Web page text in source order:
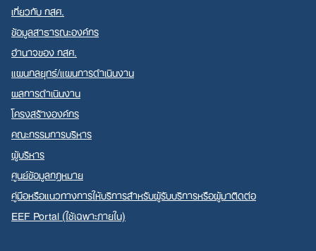
เกี่ยวกับ กสศ.
ข้อมูลสาธารณะองค์กร
อำนาจของ กสศ.
แผนกลยุทธ์/แผนการดำเนินงาน
ผลการดำเนินงาน
โครงสร้างองค์กร
คณะกรรมการบริหาร
ผู้บริหาร
ศูนย์ข้อมูลกฎหมาย
คู่มือหรือแนวทางการให้บริการสำหรับผู้รับบริการหรือผู้มาติดต่อ
EEF Portal (ใช้เฉพาะภายใน)